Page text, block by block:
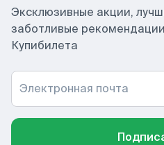
Эксклюзивные акции,
заботливые
Купибилета
Электронная почта